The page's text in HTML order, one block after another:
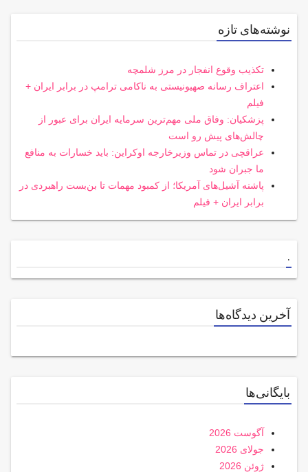
نوشته‌های تازه
تکذیب وقوع انفجار در مرز شلمچه
اعتراف رسانه صهیونیستی به ناکامی ترامپ در برابر ایران +
فیلم
پزشکیان: وفاق ملی مهم‌ترین سرمایه ایران برای عبور از
چالش‌های پیش رو است
عراقچی در تماس وزیرخارجه اوکراین: باید خسارات به منافع
ما جبران شود
پاشنه آشیل‌های آمریکا؛ از کمبود مهمات تا بن‌بست راهبردی در
برابر ایران + فیلم
.
آخرین دیدگاه‌ها
بایگانی‌ها
آگوست 2026
جولای 2026
ژوئن 2026